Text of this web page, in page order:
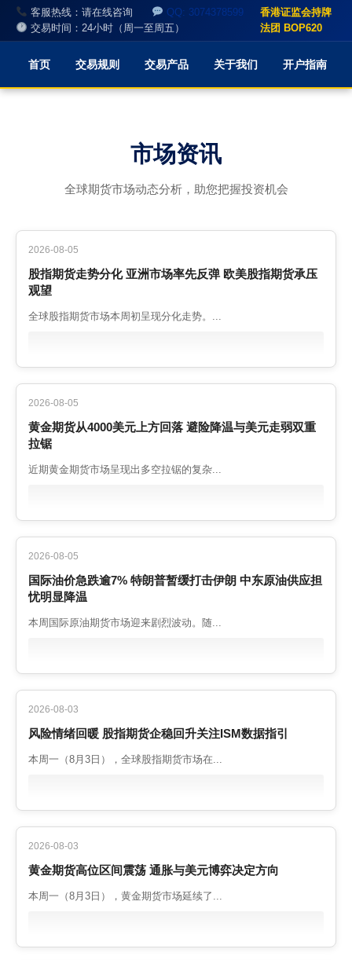
客服热线：请在线咨询
QQ: 3074378599
交易时间：24小时（周一至周五）
香港证监会持牌
法团 BOP620
首页 交易规则 交易产品 关于我们 开户指南
市场资讯
全球期货市场动态分析，助您把握投资机会
2026-08-05
股指期货走势分化 亚洲市场率先反弹 欧美股指期货承压
观望
全球股指期货市场本周初呈现分化走势。...
2026-08-05
黄金期货从4000美元上方回落 避险降温与美元走弱双重
拉锯
近期黄金期货市场呈现出多空拉锯的复杂...
2026-08-05
国际油价急跌逾7% 特朗普暂缓打击伊朗 中东原油供应担
忧明显降温
本周国际原油期货市场迎来剧烈波动。随...
2026-08-03
风险情绪回暖 股指期货企稳回升关注ISM数据指引
本周一（8月3日），全球股指期货市场在...
2026-08-03
黄金期货高位区间震荡 通胀与美元博弈决定方向
本周一（8月3日），黄金期货市场延续了...